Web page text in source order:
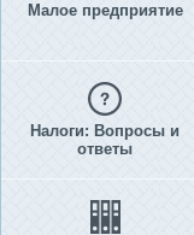
Малое предприятие
Налоги: Вопросы и
ответы